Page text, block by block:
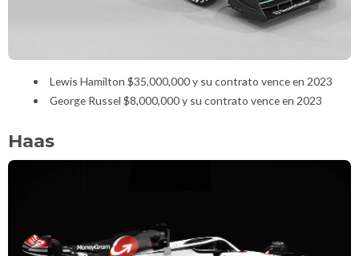
Lewis Hamilton $35,000,000 y su contrato vence en 2023
George Russel $8,000,000 y su contrato vence en 2023
Haas